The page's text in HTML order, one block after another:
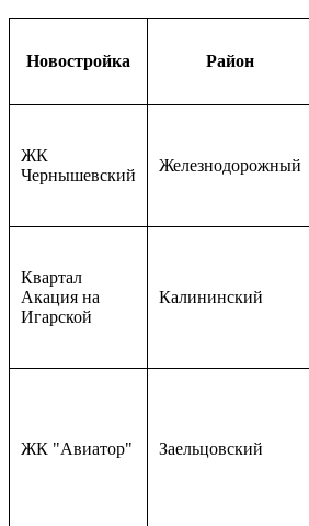
Новостройка Район
ЖК
Чернышевский
Железнодорожный
Квартал
Акация на
Игарской
Калининский
ЖК "Авиатор" Заельцовский